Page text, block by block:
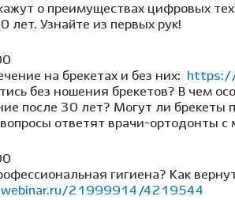
о преимуществах цифровых
лет. Узнайте из первых рук!
на брекетах и без них:
без ношения брекетов? В чем
после 30 лет? Могут ли брекеты
ответят врачи-ортодонты
гигиена? Как
21999914/4219544